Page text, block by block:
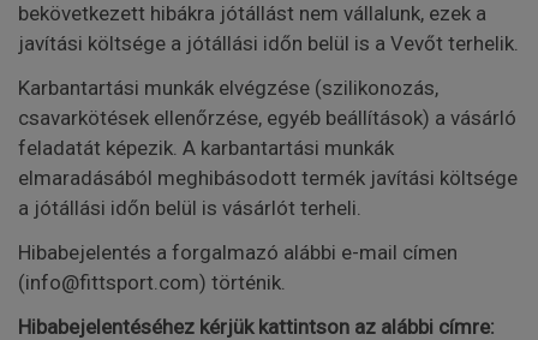
bekövetkezett hibákra jótállást nem vállalunk, ezek a
javítási költsége a jótállási időn belül is a Vevőt terhelik.
Karbantartási munkák elvégzése (szilikonozás,
csavarkötések ellenőrzése, egyéb beállítások) a vásárló
feladatát képezik. A karbantartási munkák
elmaradásából meghibásodott termék javítási költsége
a jótállási időn belül is vásárlót terheli.
Hibabejelentés a forgalmazó alábbi e-mail címen
(info@fittsport.com) történik.
Hibabejelentéséhez kérjük kattintson az alábbi címre: